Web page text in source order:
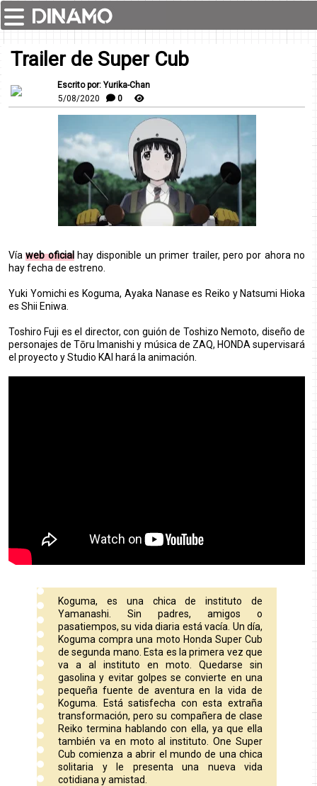
Trailer de Super Cub
Escrito por: Yurika-Chan
5/08/2020
0
Víaweb oficial hay disponible un primer trailer, pero por ahora no
hay fecha de estreno.
Yuki Yomichi es Koguma, Ayaka Nanase es Reiko y Natsumi Hioka
es Shii Eniwa.
Toshiro Fuji es el director, con guión de Toshizo Nemoto, diseño de
personajes de Tōru Imanishi y música de ZAQ, HONDA supervisará
el proyecto y Studio KAI hará la animación.
Koguma, es una chica de instituto de
Yamanashi. Sin padres, amigos o
pasatiempos, su vida diaria está vacía. Un día,
Koguma compra una moto Honda Super Cub
de segunda mano. Esta es la primera vez que
va a al instituto en moto. Quedarse sin
gasolina y evitar golpes se convierte en una
pequeña fuente de aventura en la vida de
Koguma. Está satisfecha con esta extraña
transformación, pero su compañera de clase
Reiko termina hablando con ella, ya que ella
también va en moto al instituto. One Super
Cub comienza a abrir el mundo de una chica
solitaria y le presenta una nueva vida
cotidiana y amistad.